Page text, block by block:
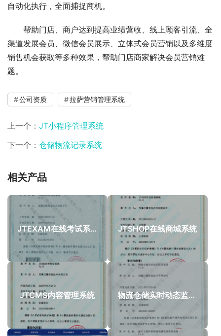
自动化执行，全面捕捉商机。
帮助门店、商户达到提高业绩营收、线上顾客引流、全
渠道发展会员、微信会员展示、立体式会员营销以及多维度
销售机会获取等多种效果，帮助门店商家解决会员营销难
题。
公司资质 拉萨营销管理系统
上一个： JT小程序管理系统
下一个： 仓储物流记录系统
相关产品
JTEXAM在线考试系统 JTSHOP在线商城系统
JTCMS内容管理系统 物流仓储实时动态监控系统